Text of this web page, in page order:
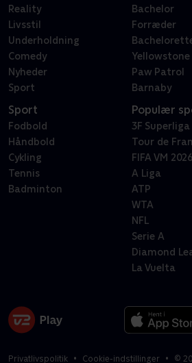
Reality
Livsstil
Underholdning
Comedy
Nyheder
Sport
Bachelor
Forræder
Yellowstone
Paw Patrol
Barnaby
Sport
Fodbold
Håndbold
Cykling
Tennis
Badminton
Populær
3F Superliga
Tour de
FIFA VM 2026
A Liga
ATP
WTA
NFL
Serie A
Diamond
La Vuelta
Privatlivspolitik Cookie-indstillinger ©